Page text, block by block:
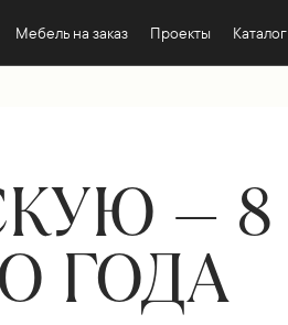
Мебель на заказ Проекты Каталог
— 8
ГОДА